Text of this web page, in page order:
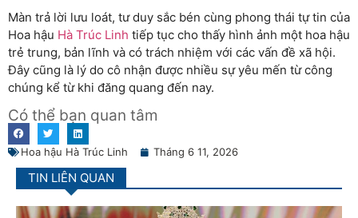
Màn trả lời lưu loát, tư duy sắc bén cùng phong thái tự tin của
Hoa hậu Hà Trúc Linh tiếp tục cho thấy hình ảnh một hoa hậu
trẻ trung, bản lĩnh và có trách nhiệm với các vấn đề xã hội.
Đây cũng là lý do cô nhận được nhiều sự yêu mến từ công
chúng kể từ khi đăng quang đến nay.
Có thể bạn quan tâm
Hoa hậu Hà Trúc Linh Tháng 6 11, 2026
TIN LIÊN QUAN